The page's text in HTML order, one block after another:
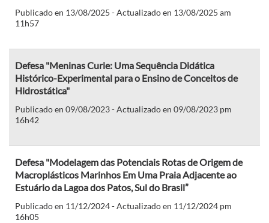
Publicado en 13/08/2025 - Actualizado en 13/08/2025 am
11h57
Defesa "Meninas Curie: Uma Sequência Didática
Histórico-Experimental para o Ensino de Conceitos de
Hidrostática"
Publicado en 09/08/2023 - Actualizado en 09/08/2023 pm
16h42
Defesa "Modelagem das Potenciais Rotas de Origem de
Macroplásticos Marinhos Em Uma Praia Adjacente ao
Estuário da Lagoa dos Patos, Sul do Brasil”
Publicado en 11/12/2024 - Actualizado en 11/12/2024 pm
16h05